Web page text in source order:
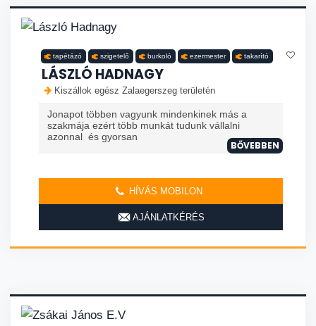
tapétázó szigetelő burkoló ezermester takarító
LÁSZLÓ HADNAGY
Kiszállok egész Zalaegerszeg területén
Jonapot többen vagyunk mindenkinek más a
szakmája ezért több munkát tudunk vállalni
azonnal és gyorsan
BŐVEBBEN
HÍVÁS MOBILON
AJÁNLATKÉRÉS